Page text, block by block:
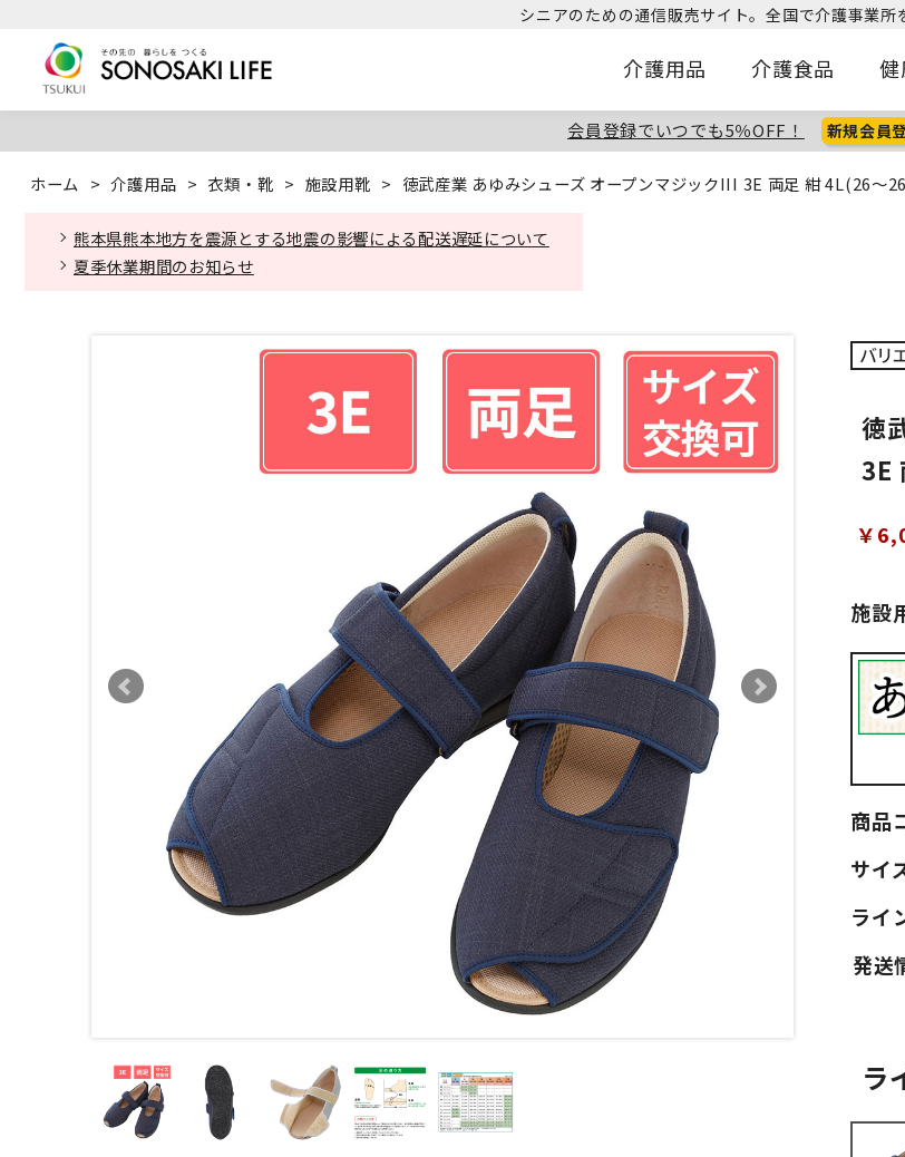
シニアのための通信販売サイト。全国で介護事業所
介護用品 介護食品
会員登録でいつでも5％OFF！ 新規会員
ホーム > 介護用品 > 衣類・靴 > 施設用靴 > 徳武産業 あゆみシューズ オープンマジックIII 3E 両足 紺 4L(26～
熊本県熊本地方を震源とする地震の影響による配送遅延について
夏季休業期間のお知らせ
施設
徳
3E
￥
商品
サイ
ライ
ラ